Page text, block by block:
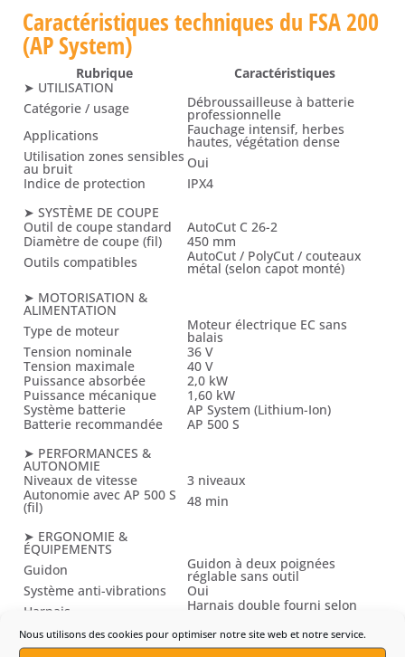
Nous utilisons des cookies pour optimiser notre site web et notre service.
Caractéristiques techniques du FSA 200
(AP System)
Rubrique
Caractéristiques
➤ UTILISATION
Catégorie / usage
Débroussailleuse à batterie
professionnelle
Applications
Fauchage intensif, herbes
hautes, végétation dense
Utilisation zones sensibles
au bruit
Oui
Indice de protection
IPX4
➤ SYSTÈME DE COUPE
Outil de coupe standard
AutoCut C 26-2
Diamètre de coupe (fil)
450 mm
Outils compatibles
AutoCut / PolyCut / couteaux
métal (selon capot monté)
➤ MOTORISATION &
ALIMENTATION
Type de moteur
Moteur électrique EC sans
balais
Tension nominale
36 V
Tension maximale
40 V
Puissance absorbée
2,0 kW
Puissance mécanique
1,60 kW
Système batterie
AP System (Lithium-Ion)
Batterie recommandée
AP 500 S
➤ PERFORMANCES &
AUTONOMIE
Niveaux de vitesse
3 niveaux
Autonomie avec AP 500 S
(fil) 48 min
➤ ERGONOMIE &
ÉQUIPEMENTS
Guidon
Guidon à deux poignées
réglable sans outil
Système anti-vibrations
Oui
Harnais
Harnais double fourni selon
Compatibilité connectée
Emplacement Smart Connector
2 A